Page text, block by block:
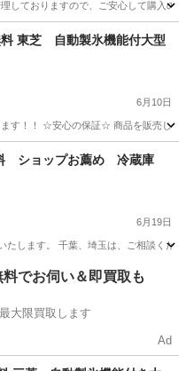
ておりますので、ご安心して購入の
ヤマダ
大型
6月10日
！！ ☆安心の保証☆ 商品を販売して
ショップお薦め 冷蔵庫
6月19日
たします。 千葉、埼玉は、ご相談く
ショップ
でお伺い＆即買取も
大限買取します
Ad